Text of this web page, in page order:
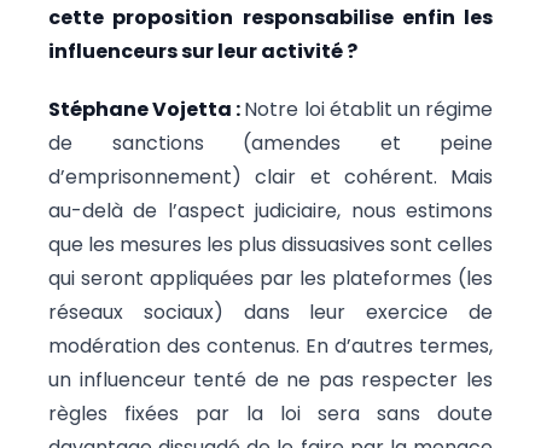
cette proposition responsabilise enfin les
influenceurs sur leur activité ?
Stéphane Vojetta :Notre loi établit un régime
de sanctions (amendes et peine
d’emprisonnement) clair et cohérent. Mais
au-delà de l’aspect judiciaire, nous estimons
que les mesures les plus dissuasives sont celles
qui seront appliquées par les plateformes (les
réseaux sociaux) dans leur exercice de
modération des contenus. En d’autres termes,
un influenceur tenté de ne pas respecter les
règles fixées par la loi sera sans doute